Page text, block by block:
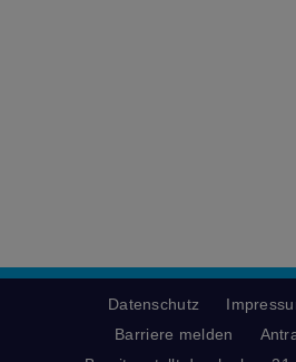
Datenschutz
Barriere melden